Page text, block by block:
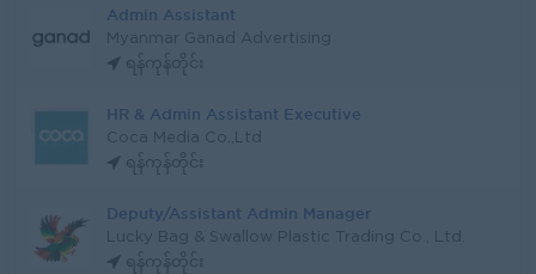
Admin Assistant
Myanmar Ganad Advertising
ရန်ကုန်တိုင်း
HR & Admin Assistant Executive
Coca Media Co.,Ltd
ရန်ကုန်တိုင်း
Deputy/Assistant Admin Manager
Lucky Bag & Swallow Plastic Trading Co., Ltd.
ရန်ကုန်တိုင်း